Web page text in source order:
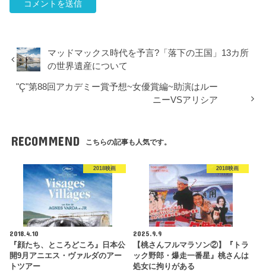
マッドマックス時代を予言?「落下の王国」13カ所
の世界遺産について
"Ç"第88回アカデミー賞予想~女優賞編~助演はルー
ニーVSアリシア
RECOMMEND こちらの記事も人気です。
2018映画
2018.4.10
『顔たち、ところどころ』日本公
開9月アニエス・ヴァルダのアー
トツアー
2018映画
2025.9.9
【桃さんフルマラソン②】『トラ
ック野郎・爆走一番星』桃さんは
処女に拘りがある